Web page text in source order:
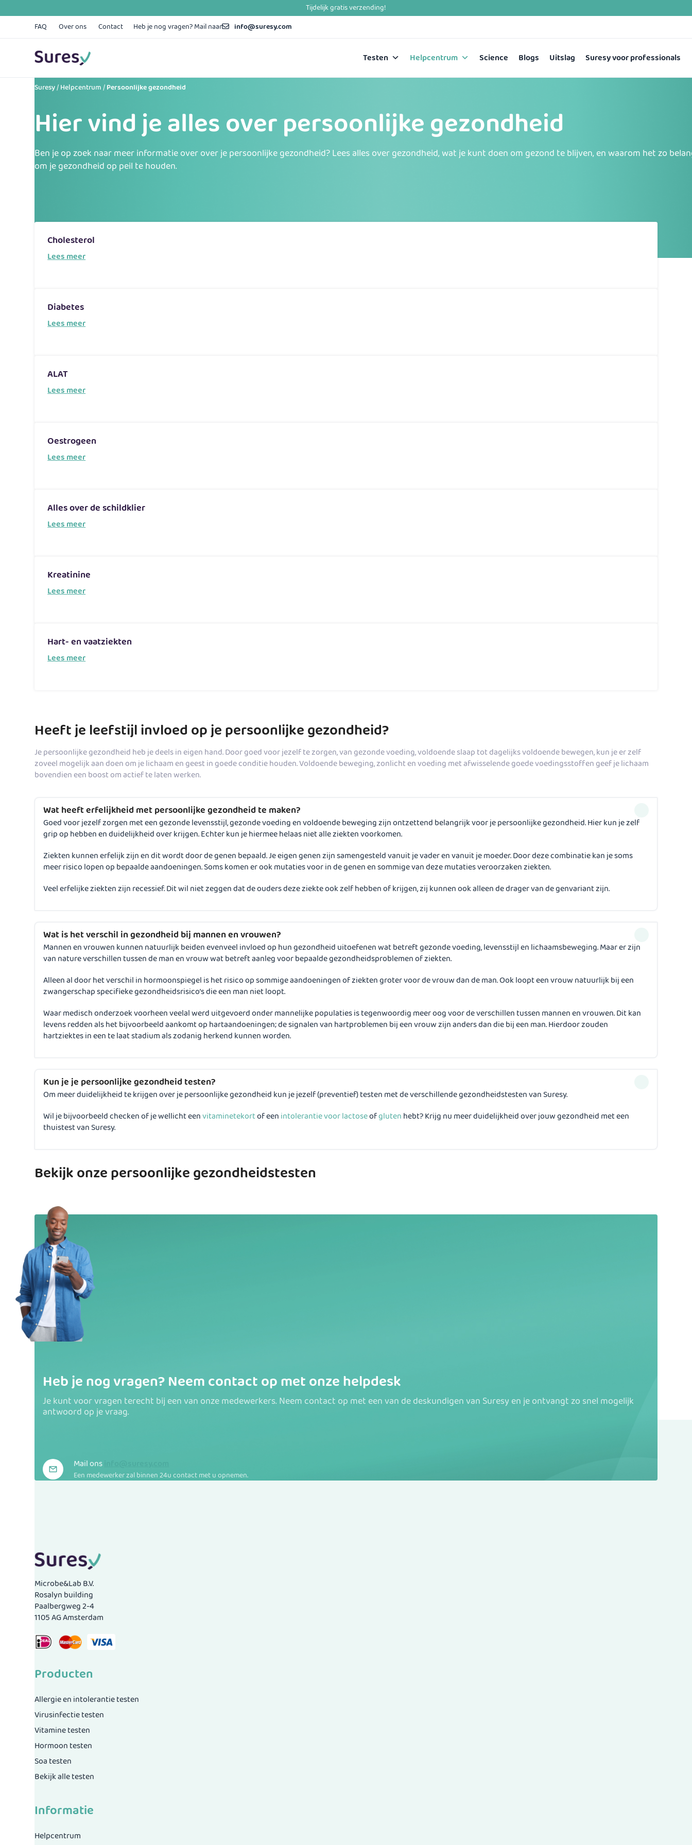
to
FAQ Over ons Contact Heb je nog vragen? Mail naar info@suresy.com
Testen Helpcentrum Science Blogs Uitslag Suresy voor professionals
Suresy/Helpcentrum/Persoonlijke gezondheid
Hier vind je alles over persoonlijke gezondheid
Ben je op zoek naar meer informatie over over je persoonlijke gezondheid? Lees alles over gezondheid, wat je kunt doen om gezond te blijven, en waarom het zo
om je gezondheid op peil te houden.
Cholesterol
Lees meer
Diabetes
Lees meer
ALAT
Lees meer
Oestrogeen
Lees meer
Alles over de schildklier
Lees meer
Kreatinine
Lees meer
Hart- en vaatziekten
Lees meer
Heeft je leefstijl invloed op je persoonlijke gezondheid?
Je persoonlijke gezondheid heb je deels in eigen hand. Door goed voor jezelf te zorgen, van gezonde voeding, voldoende slaap tot dagelijks voldoende bewegen, kun je er zelf
zoveel mogelijk aan doen om je lichaam en geest in goede conditie houden. Voldoende beweging, zonlicht en voeding met afwisselende goede voedingsstoffen geef je lichaam
bovendien een boost om actief te laten werken.
Wat heeft erfelijkheid met persoonlijke gezondheid te maken?
Goed voor jezelf zorgen met een gezonde levensstijl, gezonde voeding en voldoende beweging zijn ontzettend belangrijk voor je persoonlijke gezondheid. Hier kun je zelf
grip op hebben en duidelijkheid over krijgen. Echter kun je hiermee helaas niet alle ziekten voorkomen.
Ziekten kunnen erfelijk zijn en dit wordt door de genen bepaald. Je eigen genen zijn samengesteld vanuit je vader en vanuit je moeder. Door deze combinatie kan je soms
meer risico lopen op bepaalde aandoeningen. Soms komen er ook mutaties voor in de genen en sommige van deze mutaties veroorzaken ziekten.
Veel erfelijke ziekten zijn recessief. Dit wil niet zeggen dat de ouders deze ziekte ook zelf hebben of krijgen, zij kunnen ook alleen de drager van de genvariant zijn.
Wat is het verschil in gezondheid bij mannen en vrouwen?
Mannen en vrouwen kunnen natuurlijk beiden evenveel invloed op hun gezondheid uitoefenen wat betreft gezonde voeding, levensstijl en lichaamsbeweging. Maar er zijn
van nature verschillen tussen de man en vrouw wat betreft aanleg voor bepaalde gezondheidsproblemen of ziekten.
Alleen al door het verschil in hormoonspiegel is het risico op sommige aandoeningen of ziekten groter voor de vrouw dan de man. Ook loopt een vrouw natuurlijk bij een
zwangerschap specifieke gezondheidsrisico’s die een man niet loopt.
Waar medisch onderzoek voorheen veelal werd uitgevoerd onder mannelijke populaties is tegenwoordig meer oog voor de verschillen tussen mannen en vrouwen. Dit kan
levens redden als het bijvoorbeeld aankomt op hartaandoeningen; de signalen van hartproblemen bij een vrouw zijn anders dan die bij een man. Hierdoor zouden
hartziektes in een te laat stadium als zodanig herkend kunnen worden.
Kun je je persoonlijke gezondheid testen?
Om meer duidelijkheid te krijgen over je persoonlijke gezondheid kun je jezelf (preventief) testen met de verschillende gezondheidstesten van Suresy.
Wil je bijvoorbeeld checken of je wellicht eenvitaminetekortof een intolerantie voor lactoseofgluten hebt? Krijg nu meer duidelijkheid over jouw gezondheid met een
thuistest van Suresy.
Bekijk onze persoonlijke gezondheidstesten
Heb je nog vragen? Neem contact op met onze helpdesk
Je kunt voor vragen terecht bij een van onze medewerkers. Neem contact op met een van de deskundigen van Suresy en je ontvangt zo snel mogelijk
antwoord op je vraag.
Mail ons
Een medewerker zal binnen 24u contact met u opnemen.
Microbe&Lab B.V.
Rosalyn building
Paalbergweg 2-4
1105 AG Amsterdam
Producten
Allergie en intolerantie testen
Virusinfectie testen
Vitamine testen
Hormoon testen
Soa testen
Bekijk alle testen
Informatie
Helpcentrum